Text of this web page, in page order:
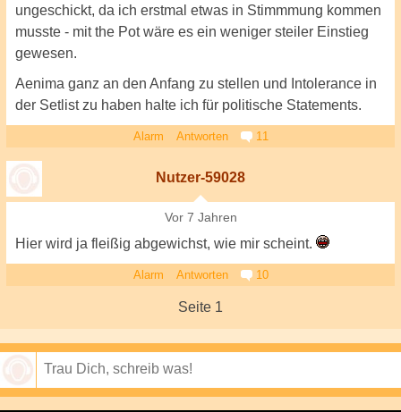
ungeschickt, da ich erstmal etwas in Stimmmung kommen
musste - mit the Pot wäre es ein weniger steiler Einstieg
gewesen.
Aenima ganz an den Anfang zu stellen und Intolerance in
der Setlist zu haben halte ich für politische Statements.
Alarm Antworten 11
Nutzer-59028
Vor 7 Jahren
Hier wird ja fleißig abgewichst, wie mir scheint.
Alarm Antworten 10
Seite 1